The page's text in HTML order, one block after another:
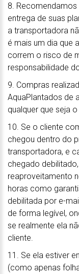
8.
entrega de suas
a transportadora
é mais um dia que
correm o risco de
responsabilidade
9. Compras
AquaPlantados de
qualquer que seja
10. Se o cliente
chegou dentro do
transportadora, e
chegado
reaproveitamento
horas como
debilitada por e-
de forma legível,
se realmente ela
cliente.
11. Se ela estiver
(como apenas